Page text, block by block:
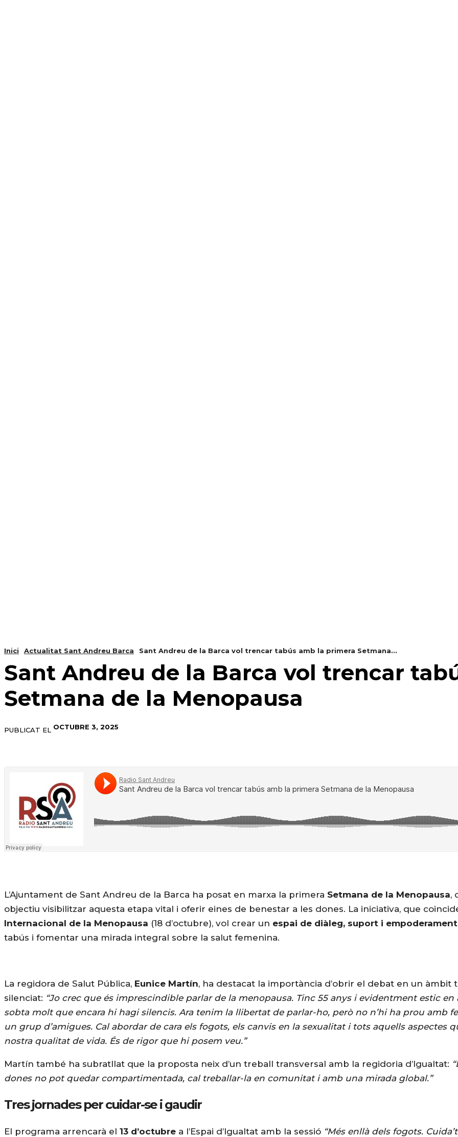
Inici Actualitat Sant Andreu Barca Sant Andreu de la Barca vol trencar tabús amb la primera Setmana...
Sant Andreu de la Barca vol trencar
Setmana de la Menopausa
PUBLICAT EL OCTUBRE 3, 2025
L’Ajuntament de Sant Andreu de la Barca ha posat en marxa la primera Setmana de la Menopausa,
objectiu visibilitzar aquesta etapa vital i oferir eines de benestar a les dones. La iniciativa, que
Internacional de la Menopausa (18 d’octubre), vol crear un espai de diàleg, suport i empoderament
tabús i fomentar una mirada integral sobre la salut femenina.
La regidora de Salut Pública, Eunice Martín, ha destacat la importància d’obrir el debat en un àmbit
silenciat: “Jo crec que és imprescindible parlar de la menopausa. Tinc 55 anys i evidentment estic en
sobta molt que encara hi hagi silencis. Ara tenim la llibertat de parlar-ho, però no n’hi ha prou amb
un grup d’amigues. Cal abordar de cara els fogots, els canvis en la sexualitat i tots aquells aspectes
nostra qualitat de vida. És de rigor que hi posem veu.”
Martín també ha subratllat que la proposta neix d’un treball transversal amb la regidoria d’Igualtat:
dones no pot quedar compartimentada, cal treballar-la en comunitat i amb una mirada global.”
Tres jornades per cuidar-se i gaudir
El programa arrencarà el 13 d’octubre a l’Espai d’Igualtat amb la sessió “Més enllà dels fogots.